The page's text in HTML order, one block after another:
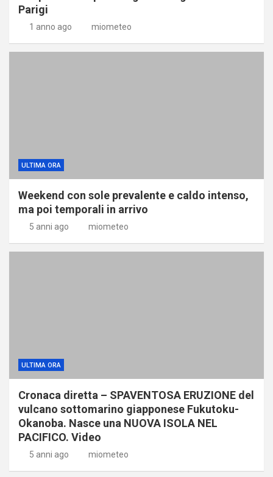
Parigi
1 anno ago miometeo
ULTIMA ORA
Weekend con sole prevalente e caldo intenso,
ma poi temporali in arrivo
5 anni ago miometeo
ULTIMA ORA
Cronaca diretta – SPAVENTOSA ERUZIONE del
vulcano sottomarino giapponese Fukutoku-
Okanoba. Nasce una NUOVA ISOLA NEL
PACIFICO. Video
5 anni ago miometeo